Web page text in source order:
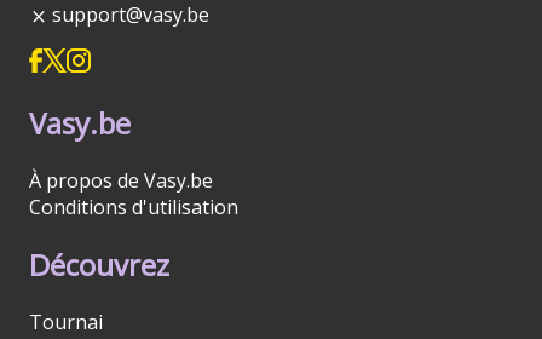
support@vasy.be
Vasy.be
À propos de Vasy.be
Conditions d'utilisation
Découvrez
Tournai